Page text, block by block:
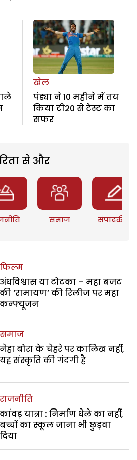
खेल
पंड्या ने 10 महीने में तय
किया टी20 से टेस्ट का
सफर
से और
समाज संपादकीय
फिल्म
अंधविश्वास या टोटका – महा बजट
की ‘रामायण’ की रिलीज पर महा
कन्फ्यूजन
समाज
नेहा बोरा के चेहरे पर कालिख नहीं,
यह संस्कृति की गंदगी है
राजनीति
कांवड़ यात्रा : निर्माण धेले का नहीं,
बच्चों का स्कूल जाना भी छुड़वा
दिया